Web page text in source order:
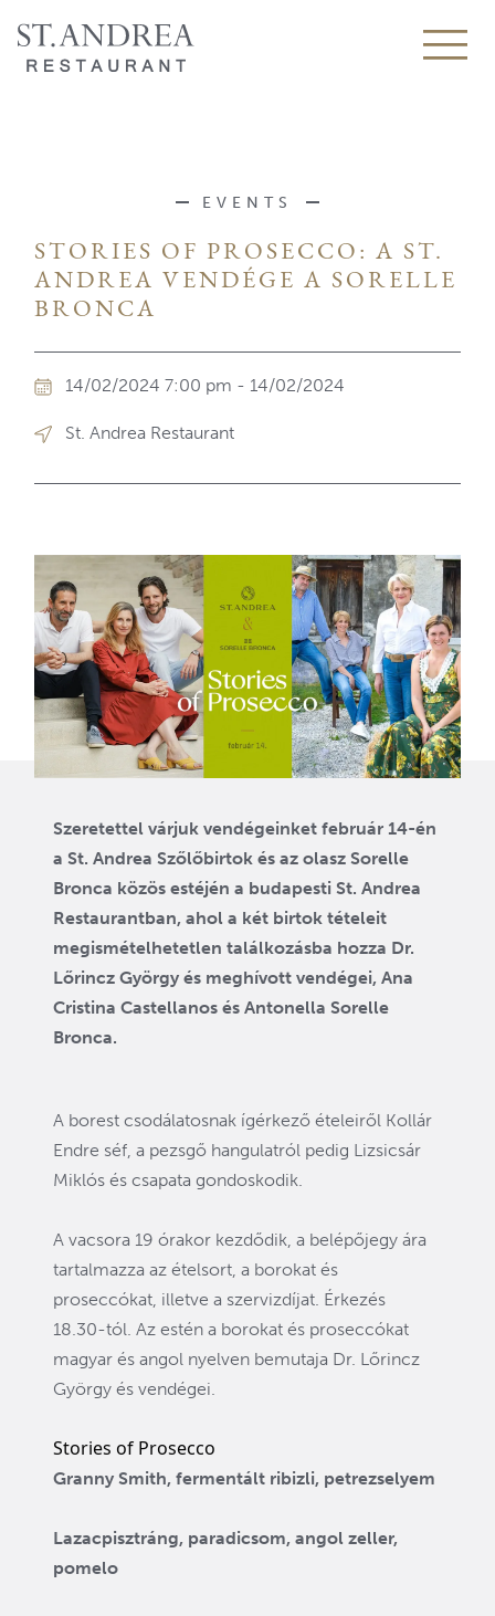
EVENTS
STORIES OF PROSECCO: A ST.
ANDREA VENDÉGE A SORELLE
BRONCA
14/02/2024 7:00 pm - 14/02/2024
St. Andrea Restaurant
Szeretettel várjuk vendégeinket február 14-én
a St. Andrea Szőlőbirtok és az olasz Sorelle
Bronca közös estéjén a budapesti St. Andrea
Restaurantban, ahol a két birtok tételeit
megismételhetetlen találkozásba hozza Dr.
Lőrincz György és meghívott vendégei, Ana
Cristina Castellanos és Antonella Sorelle
Bronca.
A borest csodálatosnak ígérkező ételeiről Kollár
Endre séf, a pezsgő hangulatról pedig Lizsicsár
Miklós és csapata gondoskodik.
A vacsora 19 órakor kezdődik, a belépőjegy ára
tartalmazza az ételsort, a borokat és
proseccókat, illetve a szervizdíjat. Érkezés
18.30-tól. Az estén a borokat és proseccókat
magyar és angol nyelven bemutaja Dr. Lőrincz
György és vendégei.
Stories of Prosecco
Granny Smith, fermentált ribizli, petrezselyem
Lazacpisztráng, paradicsom, angol zeller,
pomelo